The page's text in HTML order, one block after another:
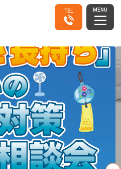
TEL MENU